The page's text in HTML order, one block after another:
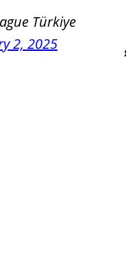
Türkiye
2, 2025